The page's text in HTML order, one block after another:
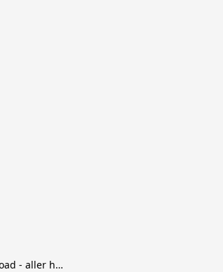
Préparation offroad - aller hors-pistes